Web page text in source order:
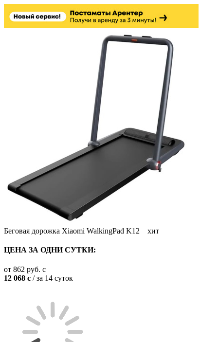
Беговая дорожка Xiaomi WalkingPad K12 хит
ЦЕНА ЗА ОДНИ СУТКИ:
от 862 руб. c
12 068 c / за 14 суток